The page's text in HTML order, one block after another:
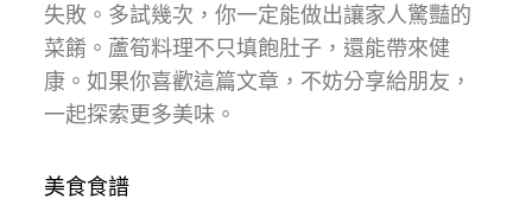
失敗。多試幾次，你一定能做出讓家人驚豔的
菜餚。蘆筍料理不只填飽肚子，還能帶來健
康。如果你喜歡這篇文章，不妨分享給朋友，
一起探索更多美味。
美食食譜